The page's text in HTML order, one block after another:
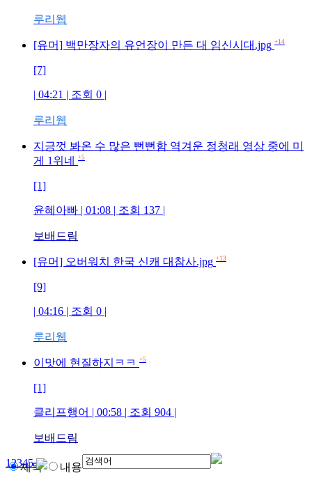
루리웹
[유머] 백만장자의 유언장이 만든 대 임신시대.jpg +14
[7]
| 04:21 | 조회 0 |
루리웹
지긍껏 봐온 수 많은 뻔뻔함 역겨운 정청래 영상 중에 미
게 1위네
+5
[1]
윤혜아빠 | 01:08 | 조회 137 |
보배드림
[유머] 오버워치 한국 신캐 대참사.jpg +13
[9]
| 04:16 | 조회 0 |
루리웹
이맛에 현질하지ㅋㅋ +5
[1]
클리프행어 | 00:58 | 조회 904 |
보배드림
12345
제목 내용